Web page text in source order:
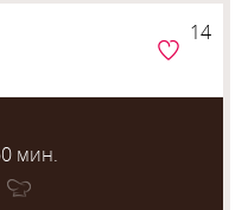
мин.
14